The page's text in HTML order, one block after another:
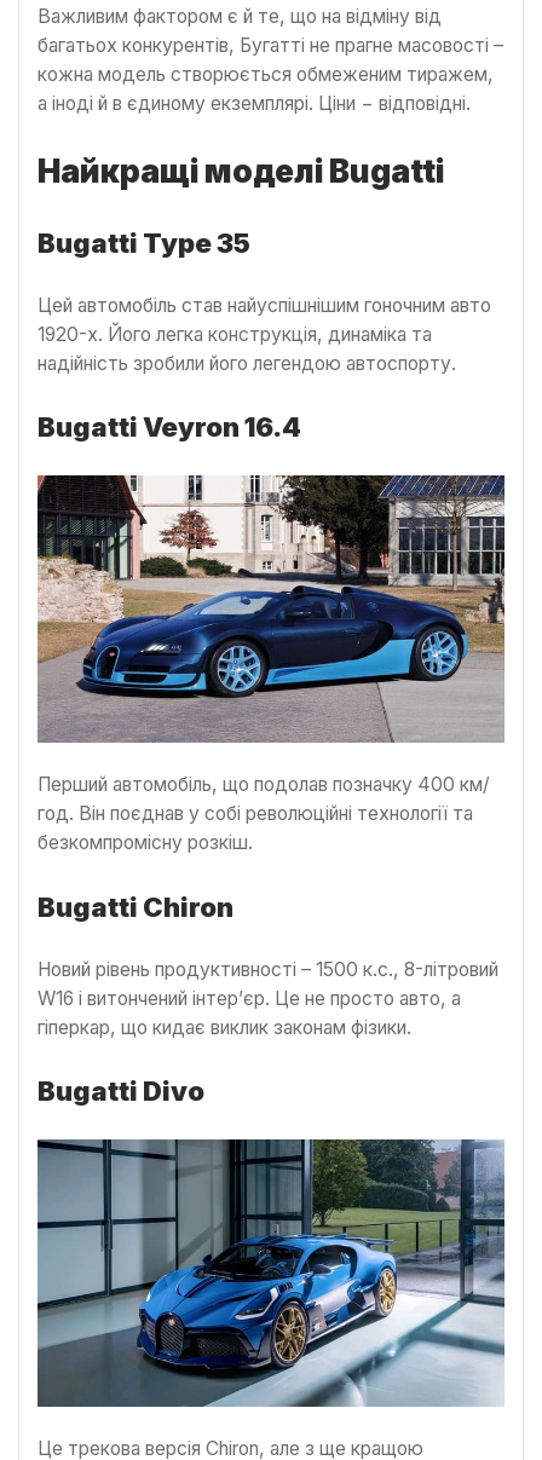
Важливим фактором є й те, що на відміну від
багатьох конкурентів, Бугатті не прагне масовості –
кожна модель створюється обмеженим тиражем,
а іноді й в єдиному екземплярі. Ціни − відповідні.
Найкращі моделі Bugatti
Bugatti Type 35
Цей автомобіль став найуспішнішим гоночним авто
1920-х. Його легка конструкція, динаміка та
надійність зробили його легендою автоспорту.
Bugatti Veyron 16.4
Перший автомобіль, що подолав позначку 400 км/
год. Він поєднав у собі революційні технології та
безкомпромісну розкіш.
Bugatti Chiron
Новий рівень продуктивності – 1500 к.с., 8-літровий
W16 і витончений інтер’єр. Це не просто авто, а
гіперкар, що кидає виклик законам фізики.
Bugatti Divo
Це трекова версія Chiron, але з ще кращою